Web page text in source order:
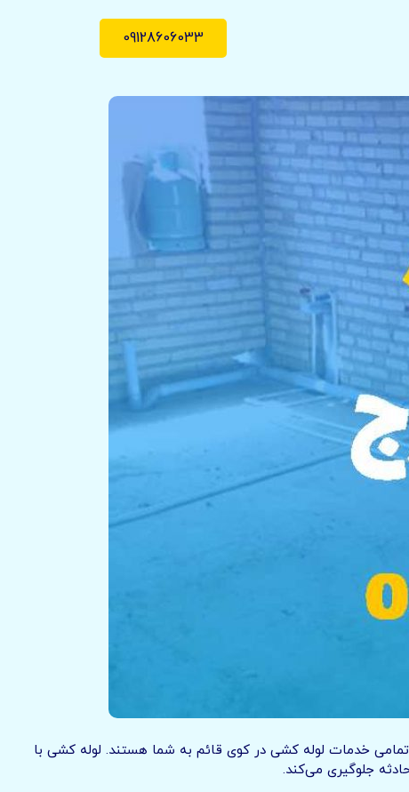
09128606033
خدمات لوله کشی در کوی قائم به شما هستند. لوله کشی با
جلوگیری می‌کند.